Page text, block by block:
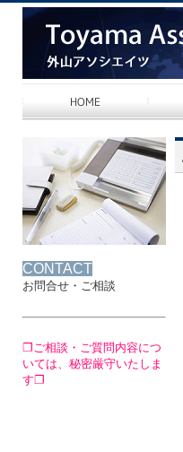
CONTACT
お問合せ・ご相談
❐ご相談・ご質問内容につ
いては、秘密厳守いたしま
す❐